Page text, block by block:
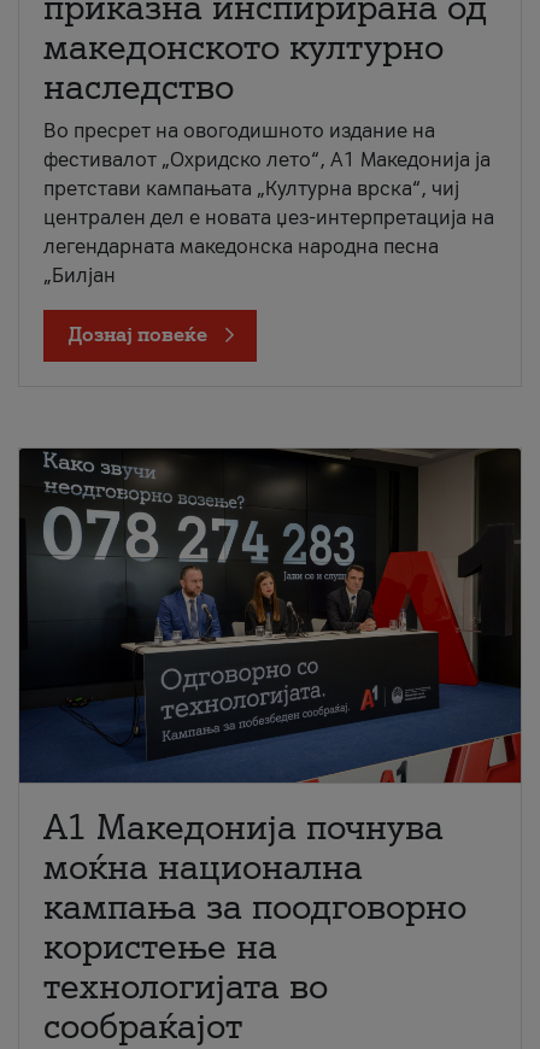
македонското културно
наследство
Во пресрет на овогодишното издание на
фестивалот „Охридско лето“, А1 Македонија ја
претстави кампањата „Културна врска“, чиј
централен дел е новата џез-интерпретација на
легендарната македонска народна песна
„Билјан
Дознај повеќе
A1 Македонија почнува
моќна национална
кампања за поодговорно
користење на
технологијата во
сообраќајот